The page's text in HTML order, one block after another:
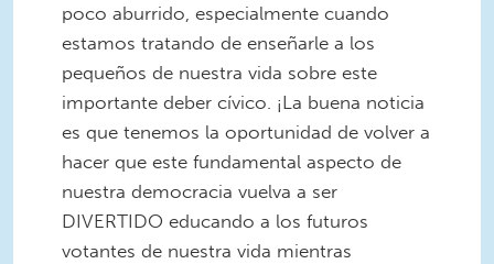
poco aburrido, especialmente cuando
estamos tratando de enseñarle a los
pequeños de nuestra vida sobre este
importante deber cívico. ¡La buena noticia
es que tenemos la oportunidad de volver a
hacer que este fundamental aspecto de
nuestra democracia vuelva a ser
DIVERTIDO educando a los futuros
votantes de nuestra vida mientras